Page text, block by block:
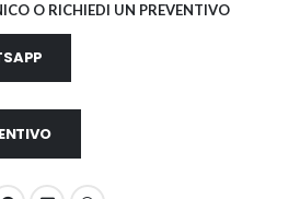
O RICHIEDI UN PREVENTIVO